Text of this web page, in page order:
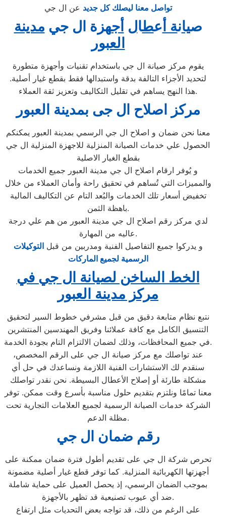
تواصل معنا ليصلك كل جديد عن ال جي
صيانة أعطال أجهزة ال جي مدينة
العبور
يقوم مركز صيانة ال جي باستخدام تقنيات وأجهزة متطورة
لتحديد الأجزاء التالفة بدقة واستبدالها فقط بقطع غيار أصلية.
هذا النهج يساهم في تقليل التكاليف وتعزيز ثقة العملاء.
مركز اصلاح ال جى بمدينة العبور
معنا نحن ضمان و اصلاح ال جي الرسمي بمدينة العبور يمكنكم
الحصول علي خدمات الصيانة المنزلية للاجهزة المنزلية ال جي
بقطع الغيار الاصلية
و يُوفر ارقام اصلاح ال جي مدينة العبور جميع الخدمات
والمميزات التي تُساهم في تحقيق راحة وأمان العملاء من خلال
تخفيض أسعار تلك الخدمات والبُعد التام عن التكاليف المالية
باهظة الثمن.
لدي مركز رقم اصلاح ال جي مدينة العبور من هم علي درجة
عاليه من المهارة.
و يدركوا جميع التفاصيل الفنية ومدربين من قبلالتوكيلات
الرسمية لجميع الماركات
الخط الساخن لصيانة ال جي في
مركز مدينة العبور
نتبع نظام متابعة دقيق من قبل مشرفي خطوط السير لتحقيق
التنسيق الكامل مع كافة عملائنا وفريق المهندسين المنتشرين
في جميع المحافظات، وذلك لضمان الالتزام التام بجودة الخدمة.
عند تواصلك مع مركز صيانة ال جي على الرقم المخصص،
سنقدم لك الاستشارات الفنية اللازمة ونساعدك في حل أي
مشكلة طارئة أو إصلاح الأعطال البسيطة. نحن نقدر تواصلك
معنا تمامًا ونلتزم بتقديم حلول مناسبة بأسرع وقت ممكن. توفر
الشركة خدمات الصيانة الرسمية لجميع العلامات التجارية تحت
مظلة الدعم.
رقم ضمان ال جي
تحرص شركة ال جي على تقديم أطول فترة ضمان ممكنة على
أجهزتها الكهربائية المنزلية. كما توفر قطع غيار أصلية مضمونة
بموجب الضمان الرسمي، إذ يحصل العميل على حماية شاملة
ضد أي عيوب تصنيعية قد تظهر بالأجهزة.
على الرغم من ذلك، قد تواجه بعض التحديات مثل ارتفاع